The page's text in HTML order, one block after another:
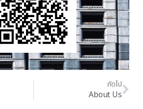
ถัดไป
About Us